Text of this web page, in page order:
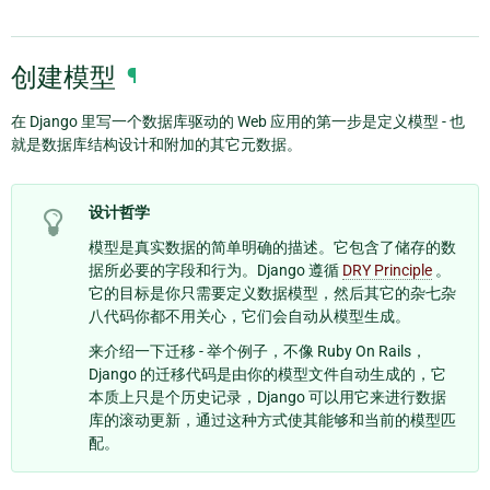
创建模型 ¶
在 Django 里写一个数据库驱动的 Web 应用的第一步是定义模型 - 也
就是数据库结构设计和附加的其它元数据。
设计哲学
模型是真实数据的简单明确的描述。它包含了储存的数
据所必要的字段和行为。Django 遵循 DRY Principle 。
它的目标是你只需要定义数据模型，然后其它的杂七杂
八代码你都不用关心，它们会自动从模型生成。
来介绍一下迁移 - 举个例子，不像 Ruby On Rails，
Django 的迁移代码是由你的模型文件自动生成的，它
本质上只是个历史记录，Django 可以用它来进行数据
库的滚动更新，通过这种方式使其能够和当前的模型匹
配。